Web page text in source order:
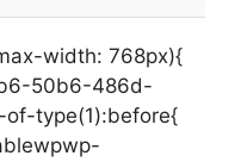
width: 768px){
50b6-486d-
type(1):before{